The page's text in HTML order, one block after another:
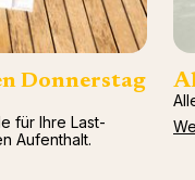
Donnerstag
für Ihre Last-
Aufenthalt.